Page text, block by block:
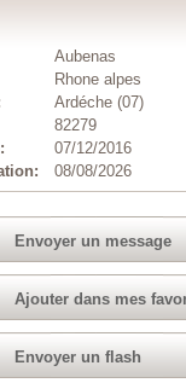
Aubenas
Rhone alpes
Ardéche (07)
82279
07/12/2016
08/08/2026
Envoyer un message
Ajouter dans mes
Envoyer un flash